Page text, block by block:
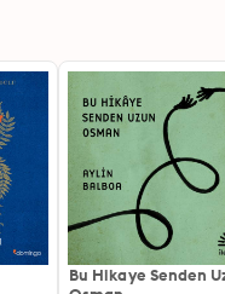
Bu Hikaye Senden